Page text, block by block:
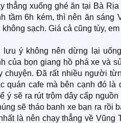
thẳng xuống ghé ăn tại Bà
tầm 6h kém, thì nên ăn
sạch. Giá cả cũng tùy,
ý không nên dừng lại
của bọn giang hồ phá xe và
chuyện. Đã rất nhiều người
quán cafe mà bên cạnh đó
ý sẽ ra rút trộm dây cấp
sẽ tháo banh xe bạn ra rồi
là nên chạy thẳng về